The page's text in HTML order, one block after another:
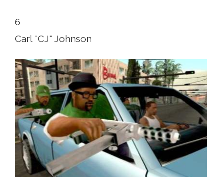
6
Carl "CJ" Johnson